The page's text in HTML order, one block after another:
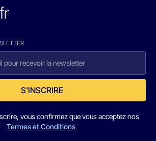
S'INSCRIRE
vous confirmez que vous acceptez nos
Termes et Conditions